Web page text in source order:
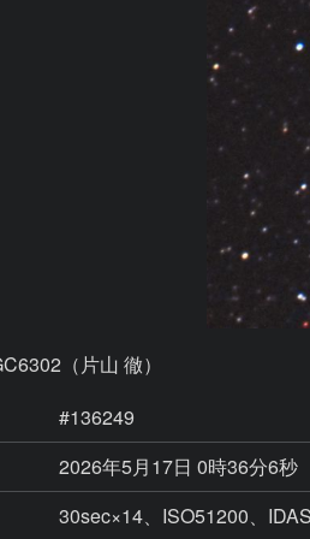
（片山 徹）
#136249
2026年5月17日 0時36分6秒
30sec×14、ISO51200、